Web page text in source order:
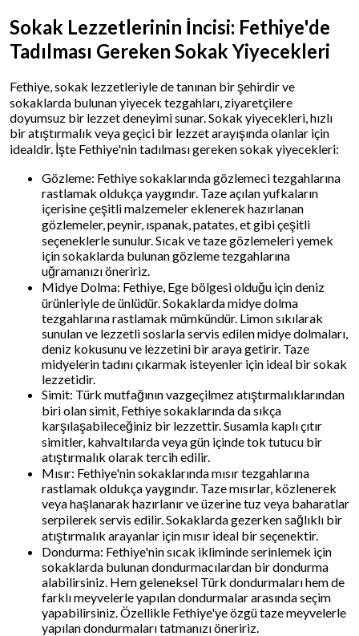
Sokak Lezzetlerinin İncisi: Fethiye'de
Tadılması Gereken Sokak Yiyecekleri
Fethiye, sokak lezzetleriyle de tanınan bir şehirdir ve
sokaklarda bulunan yiyecek tezgahları, ziyaretçilere
doyumsuz bir lezzet deneyimi sunar. Sokak yiyecekleri, hızlı
bir atıştırmalık veya geçici bir lezzet arayışında olanlar için
idealdir. İşte Fethiye'nin tadılması gereken sokak yiyecekleri:
Gözleme: Fethiye sokaklarında gözlemeci tezgahlarına
rastlamak oldukça yaygındır. Taze açılan yufkaların
içerisine çeşitli malzemeler eklenerek hazırlanan
gözlemeler, peynir, ıspanak, patates, et gibi çeşitli
seçeneklerle sunulur. Sıcak ve taze gözlemeleri yemek
için sokaklarda bulunan gözleme tezgahlarına
uğramanızı öneririz.
Midye Dolma: Fethiye, Ege bölgesi olduğu için deniz
ürünleriyle de ünlüdür. Sokaklarda midye dolma
tezgahlarına rastlamak mümkündür. Limon sıkılarak
sunulan ve lezzetli soslarla servis edilen midye dolmaları,
deniz kokusunu ve lezzetini bir araya getirir. Taze
midyelerin tadını çıkarmak isteyenler için ideal bir sokak
lezzetidir.
Simit: Türk mutfağının vazgeçilmez atıştırmalıklarından
biri olan simit, Fethiye sokaklarında da sıkça
karşılaşabileceğiniz bir lezzettir. Susamla kaplı çıtır
simitler, kahvaltılarda veya gün içinde tok tutucu bir
atıştırmalık olarak tercih edilir.
Mısır: Fethiye'nin sokaklarında mısır tezgahlarına
rastlamak oldukça yaygındır. Taze mısırlar, közlenerek
veya haşlanarak hazırlanır ve üzerine tuz veya baharatlar
serpilerek servis edilir. Sokaklarda gezerken sağlıklı bir
atıştırmalık arayanlar için mısır ideal bir seçenektir.
Dondurma: Fethiye'nin sıcak ikliminde serinlemek için
sokaklarda bulunan dondurmacılardan bir dondurma
alabilirsiniz. Hem geleneksel Türk dondurmaları hem de
farklı meyvelerle yapılan dondurmalar arasında seçim
yapabilirsiniz. Özellikle Fethiye'ye özgü taze meyvelerle
yapılan dondurmaları tatmanızı öneririz.